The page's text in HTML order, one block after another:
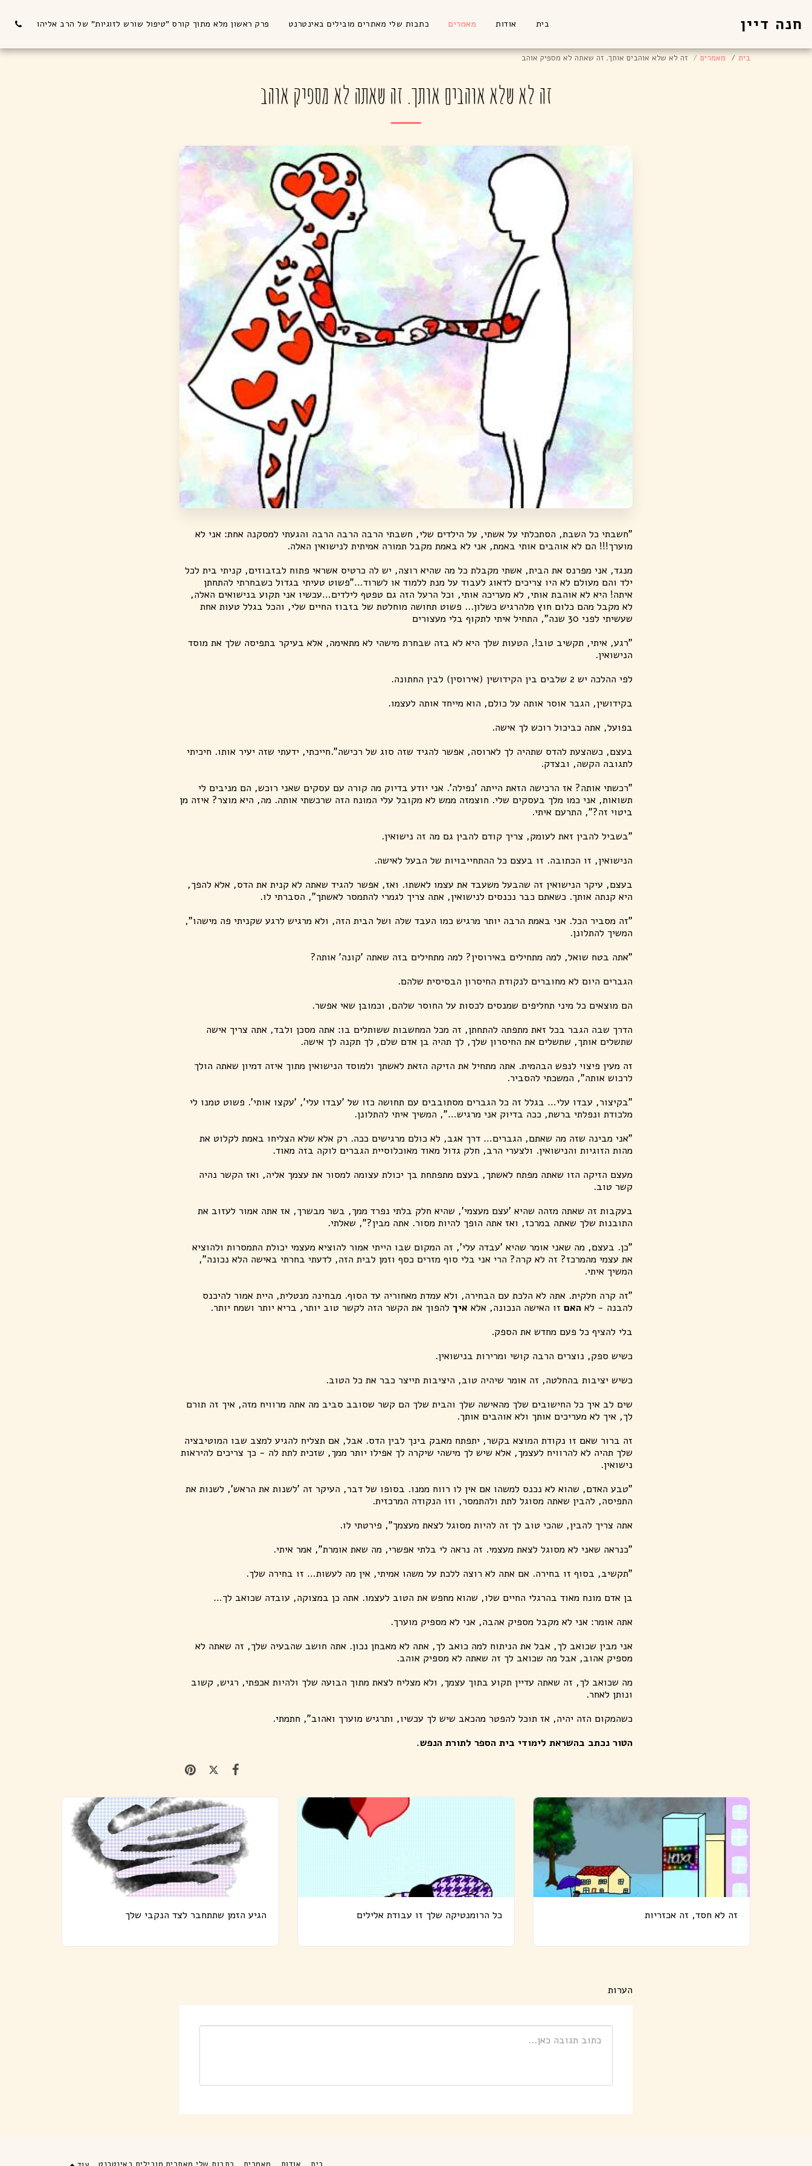
חנה דיין בית אודות מאמרים כתבות שלי מאתרים מובילים באינטרנט פרק ראשון מלא מתוך קורס "טיפול שורש לזוגיות" של הרב אליהו
בית מאמרים זה לא שלא אוהבים אותך. זה שאתה לא מספיק אוהב
זה לא שלא אוהבים אותך. זה שאתה לא מספיק אוהב
"חשבתי כל השבת, הסתכלתי על אשתי, על הילדים שלי, חשבתי הרבה הרבה הרבה והגעתי למסקנה אחת: אני לא
מוערך!!! הם לא אוהבים אותי באמת, אני לא באמת מקבל תמורה אמיתית לנישואין האלה.
מנגד, אני מפרנס את הבית, אשתי מקבלת כל מה שהיא רוצה, יש לה כרטיס אשראי פתוח לבזבוזים, קניתי בית לכל
ילד והם מעולם לא היו צריכים לדאוג לעבוד על מנת ללמוד או לשרוד…"פשוט טעיתי בגדול כשבחרתי להתחתן
איתה! היא לא אוהבת אותי, לא מעריכה אותי, וכל הרעל הזה גם טפטף לילדים…עכשיו אני תקוע בנישואים האלה,
לא מקבל מהם כלום חוץ מלהרגיש כשלון... פשוט תחושה מוחלטת של בזבוז החיים שלי, והכל בגלל טעות אחת
שעשיתי לפני 30 שנה", התחיל איתי לתקוף בלי מעצורים
"רגע, איתי, תקשיב טוב!, הטעות שלך היא לא בזה שבחרת מישהי לא מתאימה, אלא בעיקר בתפיסה שלך את מוסד
הנישואין.
לפי ההלכה יש 2 שלבים בין הקידושין (אירוסין) לבין החתונה.
בקידושין, הגבר אוסר אותה על כולם, הוא מייחד אותה לעצמו.
בפועל, אתה כביכול רוכש לך אישה.
בעצם, כשהצעת להדס שתהיה לך לארוסה, אפשר להגיד שזה סוג של רכישה".חייכתי, ידעתי שזה יעיר אותו. חיכיתי
לתגובה הקשה, ובצדק.
"רכשתי אותה? אז הרכישה הזאת הייתה 'נפילה'. אני יודע בדיוק מה קורה עם עסקים שאני רוכש, הם מניבים לי
תשואות, אני כמו מלך בעסקים שלי. חוצמזה ממש לא מקובל עלי המונח הזה שרכשתי אותה. מה, היא מוצר? איזה מן
ביטוי זה?", התרעם איתי.
"בשביל להבין זאת לעומק, צריך קודם להבין גם מה זה נישואין.
הנישואין, זו הכתובה. זו בעצם כל ההתחייבויות של הבעל לאישה.
בעצם, עיקר הנישואין זה שהבעל משעבד את עצמו לאשתו. ואז, אפשר להגיד שאתה לא קנית את הדס, אלא להפך,
היא קנתה אותך. כשאתם כבר נכנסים לנישואין, אתה צריך לגמרי להתמסר לאשתך", הסברתי לו.
"זה מסביר הכל. אני באמת הרבה יותר מרגיש כמו העבד שלה ושל הבית הזה, ולא מרגיש לרגע שקניתי פה מישהו",
המשיך להתלונן.
"אתה בטח שואל, למה מתחילים באירוסין? למה מתחילים בזה שאתה 'קונה' אותה?
הגברים היום לא מחוברים לנקודת החיסרון הבסיסית שלהם.
הם מוצאים כל מיני תחליפים שמנסים לכסות על החוסר שלהם, וכמובן שאי אפשר.
הדרך שבה הגבר בכל זאת מתפתה להתחתן, זה מכל המחשבות ששותלים בו: אתה מסכן ולבד, אתה צריך אישה
שתשלים אותך, שתשלים את החיסרון שלך, לך תהיה בן אדם שלם, לך תקנה לך אישה.
זה מעין פיצוי לנפש הבהמית. אתה מתחיל את הזיקה הזאת לאשתך ולמוסד הנישואין מתוך איזה דמיון שאתה הולך
לרכוש אותה", המשכתי להסביר.
"בקיצור, עבדו עלי… בגלל זה כל הגברים מסתובבים עם תחושה כזו של 'עבדו עלי', 'עקצו אותי'. פשוט טמנו לי
מלכודת ונפלתי ברשת, ככה בדיוק אני מרגיש…", המשיך איתי להתלונן.
"אני מבינה שזה מה שאתם, הגברים… דרך אגב, לא כולם מרגישים ככה. רק אלא שלא הצליחו באמת לקלוט את
מהות הזוגיות והנישואין. ולצערי הרב, חלק גדול מאוד מאוכלוסיית הגברים לוקה בזה מאוד.
מעצם הזיקה הזו שאתה מפתח לאשתך, בעצם מתפתחת בך יכולת עצומה למסור את עצמך אליה, ואז הקשר נהיה
קשר טוב.
בעקבות זה שאתה מזהה שהיא 'עצם מעצמי', שהיא חלק בלתי נפרד ממך, בשר מבשרך, אז אתה אמור לעזוב את
התובנות שלך שאתה במרכז, ואז אתה הופך להיות מסור. אתה מבין?", שאלתי.
"כן. בעצם, מה שאני אומר שהיא 'עבדה עלי', זה המקום שבו הייתי אמור להוציא מעצמי יכולת התמסרות ולהוציא
את עצמי מהמרכז? זה לא קרה? הרי אני בלי סוף מזרים כסף וזמן לבית הזה, לדעתי בחרתי באישה הלא נכונה",
המשיך איתי.
"זה קרה חלקית. אתה לא הלכת עם הבחירה, ולא עמדת מאחוריה עד הסוף. מבחינה מנטלית, היית אמור להיכנס
להבנה - לא האם זו האישה הנכונה, אלא איך להפוך את הקשר הזה לקשר טוב יותר, בריא יותר ושמח יותר.
בלי להציף כל פעם מחדש את הספק.
כשיש ספק, נוצרים הרבה קושי ומרירות בנישואין.
כשיש יציבות בהחלטה, זה אומר שיהיה טוב, היציבות תייצר כבר את כל הטוב.
שים לב איך כל החישובים שלך מהאישה שלך והבית שלך הם קשר שסובב סביב מה אתה מרוויח מזה, איך זה תורם
לך, איך לא מעריכים אותך ולא אוהבים אותך.
זה ברור שאם זו נקודת המוצא בקשר, יתפתח מאבק בינך לבין הדס. אבל, אם תצליח להגיע למצב שבו המוטיבציה
שלך תהיה לא להרוויח לעצמך, אלא שיש לך מישהי שיקרה לך אפילו יותר ממך, שזכית לתת לה - כך צריכים להיראות
נישואין.
"טבע האדם, שהוא לא נכנס למשהו אם אין לו רווח ממנו. בסופו של דבר, העיקר זה 'לשנות את הראש', לשנות את
התפיסה, להבין שאתה מסוגל לתת ולהתמסר, וזו הנקודה המרכזית.
אתה צריך להבין, שהכי טוב לך זה להיות מסוגל לצאת מעצמך", פירטתי לו.
"כנראה שאני לא מסוגל לצאת מעצמי. זה נראה לי בלתי אפשרי, מה שאת אומרת", אמר איתי.
"תקשיב, בסוף זו בחירה. אם אתה לא רוצה ללכת על משהו אמיתי, אין מה לעשות… זו בחירה שלך.
בן אדם מונח מאוד בהרגלי החיים שלו, שהוא מחפש את הטוב לעצמו. אתה כן במצוקה, עובדה שכואב לך…
אתה אומר: אני לא מקבל מספיק אהבה, אני לא מספיק מוערך.
אני מבין שכואב לך, אבל את הניתוח למה כואב לך, אתה לא מאבחן נכון. אתה חושב שהבעיה שלך, זה שאתה לא
מספיק אהוב, אבל מה שכואב לך זה שאתה לא מספיק אוהב.
מה שכואב לך, זה שאתה עדיין תקוע בתוך עצמך, ולא מצליח לצאת מתוך הבועה שלך ולהיות אכפתי, רגיש, קשוב
ונותן לאחר.
כשהמקום הזה יהיה, אז תוכל להפטר מהכאב שיש לך עכשיו, ותרגיש מוערך ואהוב", חתמתי.
הטור נכתב בהשראת לימודי בית הספר לתורת הנפש.
זה לא חסד, זה אכזריות כל הרומנטיקה שלך זו עבודת אלילים הגיע הזמן שתתחבר לצד הנקבי שלך
הערות